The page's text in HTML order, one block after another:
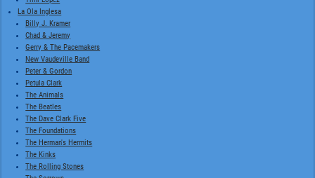
La Ola Inglesa
Billy J. Kramer
Chad & Jeremy
Gerry & The Pacemakers
New Vaudeville Band
Peter & Gordon
Petula Clark
The Animals
The Beatles
The Dave Clark Five
The Foundations
The Herman's Hermits
The Kinks
The Rolling Stones